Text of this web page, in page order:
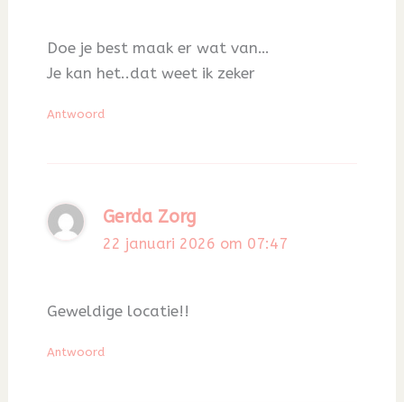
Doe je best maak er wat van…
Je kan het..dat weet ik zeker
Antwoord
Gerda Zorg
22 januari 2026 om 07:47
Geweldige locatie!!
Antwoord